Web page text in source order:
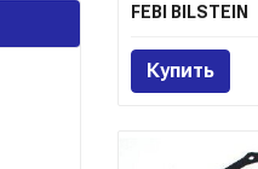
FEBI BILSTEIN
Купить